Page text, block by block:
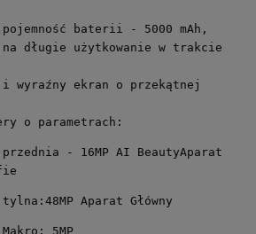
pojemność baterii - 5000 mAh,
na długie użytkowanie w trakcie
i wyraźny ekran o przekątnej
o parametrach:
przednia - 16MP AI BeautyAparat
tylna:48MP Aparat Główny
5MP